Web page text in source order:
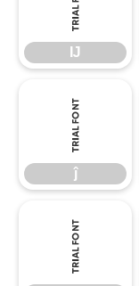
Ĳ
ĵ
ĵ
ĸ